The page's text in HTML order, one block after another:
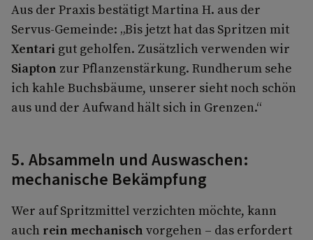
Aus der Praxis bestätigt Martina H. aus der
Servus-Gemeinde: „Bis jetzt hat das Spritzen mit
Xentari gut geholfen. Zusätzlich verwenden wir
Siapton zur Pflanzenstärkung. Rundherum sehe
ich kahle Buchsbäume, unserer sieht noch schön
aus und der Aufwand hält sich in Grenzen.“
5. Absammeln und Auswaschen:
mechanische Bekämpfung
Wer auf Spritzmittel verzichten möchte, kann
auch rein mechanisch vorgehen – das erfordert